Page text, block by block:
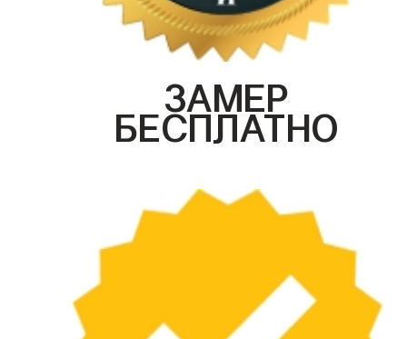
ЗАМЕР
БЕСПЛАТНО